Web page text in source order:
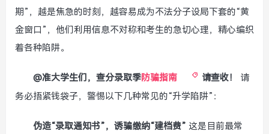
期”，越是焦急的时刻，越容易成为不法分子设局下套的“黄
金窗口”，他们利用信息不对称和考生的急切心理，精心编织
着各种陷阱。
@准大学生们，查分录取季防骗指南 请查收！
请
务必捂紧钱袋子，警惕以下几种常见的“升学陷阱”：
伪造“录取通知书”，诱骗缴纳“建档费” 这是目前最常